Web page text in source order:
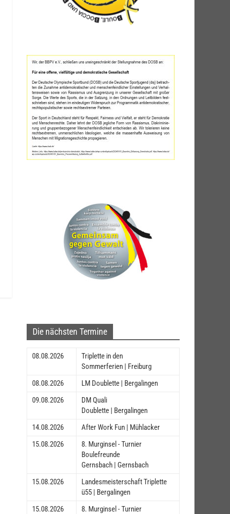
Die nächsten Termine
08.08.2026
Triplette in den
Sommerferien | Freiburg
08.08.2026
LM Doublette | Bergalingen
09.08.2026
DM Quali
Doublette | Bergalingen
14.08.2026
After Work Fun | Mühlacker
15.08.2026
8. Murginsel - Turnier
Boulefreunde
Gernsbach | Gernsbach
15.08.2026
Landesmeisterschaft Triplette
ü55 | Bergalingen
15.08.2026
8. Murginsel - Turnier